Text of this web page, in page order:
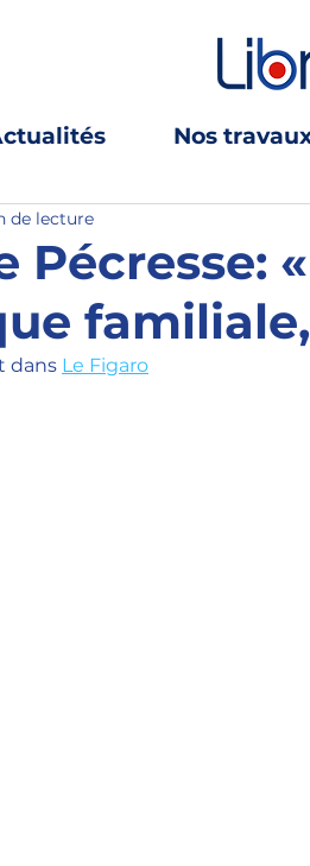
Nos
Pécresse:
de lecture
dans Le Figaro